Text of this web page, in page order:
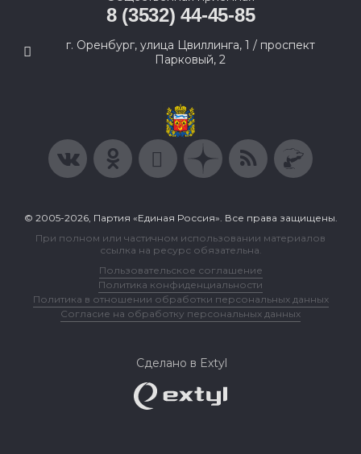
8 (3532) 44-45-85
г. Оренбург, улица Цвиллинга, 1 / проспект
Парковый, 2
© 2005-2026, Партия «Единая Россия». Все права защищены.
При полном или частичном использовании материалов
ссылка на ресурс обязательна.
Пользовательское соглашение
Политика конфиденциальности
Политика в отношении обработки персональных данных
Согласие на обработку персональных данных
Сделано в Extyl